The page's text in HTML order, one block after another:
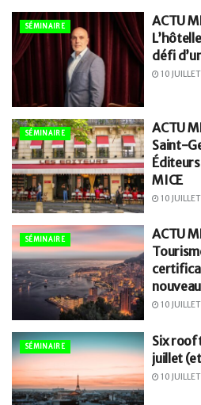
SÉMINAIRE
ACTU
défi
10
SÉMINAIRE
ACTU
Saint-
MICE
10
SÉMINAIRE
ACTU
10
SÉMINAIRE
Six
juillet
10